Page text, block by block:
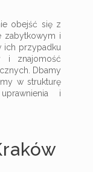
obejść się z
zabytkowym i
ich przypadku
i znajomość
Dbamy
w strukturę
i